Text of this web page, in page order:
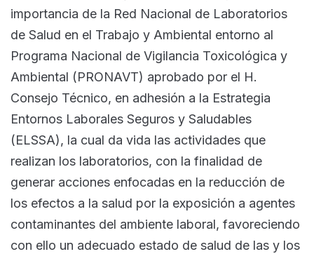
importancia de la Red Nacional de Laboratorios
de Salud en el Trabajo y Ambiental entorno al
Programa Nacional de Vigilancia Toxicológica y
Ambiental (PRONAVT) aprobado por el H.
Consejo Técnico, en adhesión a la Estrategia
Entornos Laborales Seguros y Saludables
(ELSSA), la cual da vida las actividades que
realizan los laboratorios, con la finalidad de
generar acciones enfocadas en la reducción de
los efectos a la salud por la exposición a agentes
contaminantes del ambiente laboral, favoreciendo
con ello un adecuado estado de salud de las y los